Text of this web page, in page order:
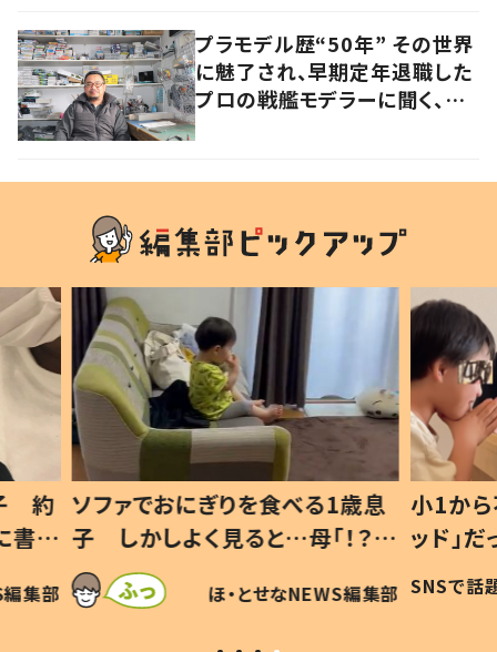
プラモデル歴“50年” その世界
に魅了され、早期定年退職した
プロの戦艦モデラーに聞く、充
歳息
？」
編集部
小1から不登校、息子は「ギフテ
ッド」だった 父が“ウチ給食”を
作り続ける理由とは #令和の親
#令和の子
SNSで話題 ほ・とせなNEWS編集部
ひ孫
が、抱
「涙
い」